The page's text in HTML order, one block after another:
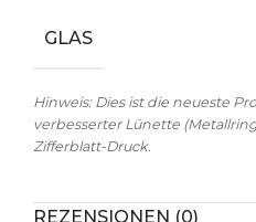
GLAS
Hinweis: Dies ist die neueste
verbesserter Lünette
Zifferblatt-Druck.
REZENSIONEN (0)